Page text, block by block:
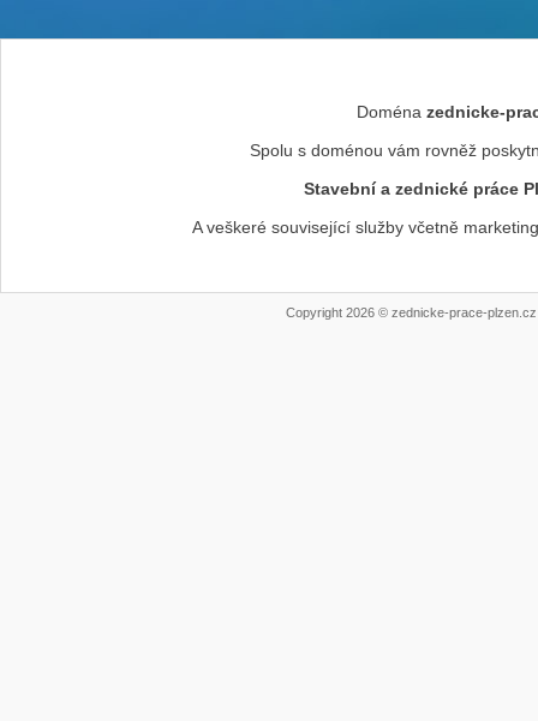
Doména zednicke-
Spolu s doménou vám rovněž
Stavební a zednické práce
A veškeré související služby včetně
Copyright 2026 © zednicke-prace-